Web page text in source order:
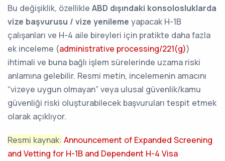
Bu değişiklik, özellikle ABD dışındaki konsolosluklarda
vize başvurusu / vize yenileme yapacak H-1B
çalışanları ve H-4 aile bireyleri için pratikte daha fazla
ek inceleme (administrative processing/221(g))
ihtimali ve buna bağlı işlem sürelerinde uzama riski
anlamına gelebilir. Resmi metin, incelemenin amacını
“vizeye uygun olmayan” veya ulusal güvenlik/kamu
güvenliği riski oluşturabilecek başvuruları tespit etmek
olarak açıklıyor.
Resmi kaynak: Announcement of Expanded Screening
and Vetting for H-1B and Dependent H-4 Visa